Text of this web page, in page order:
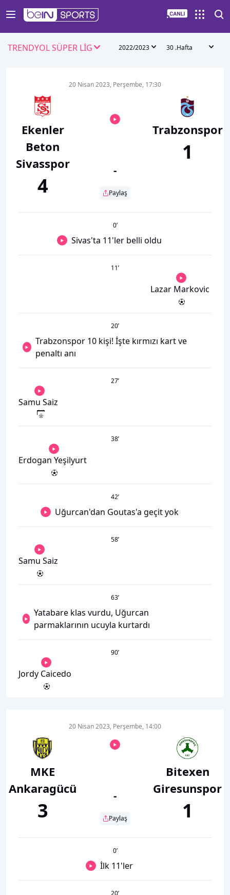
TRENDYOL SÜPER LİG 2022/2023 30 .Hafta
Ekenler
Beton
Sivasspor
4
20 Nisan 2023, Perşembe, 17:30
-
Paylaş
Trabzonspor
1
0’
Sivas'ta 11'ler belli oldu
11’
Lazar Markovic
20’
Trabzonspor 10 kişi! İşte kırmızı kart ve
penaltı anı
27’
Samu Saiz
38’
Erdogan Yeşilyurt
42’
Uğurcan'dan Goutas'a geçit yok
58’
Samu Saiz
63’
Yatabare klas vurdu, Uğurcan
parmaklarının ucuyla kurtardı
90’
Jordy Caicedo
MKE
Ankaragücü
3
20 Nisan 2023, Perşembe, 14:00
-
Paylaş
Bitexen
Giresunspor
1
0’
İlk 11'ler
20’